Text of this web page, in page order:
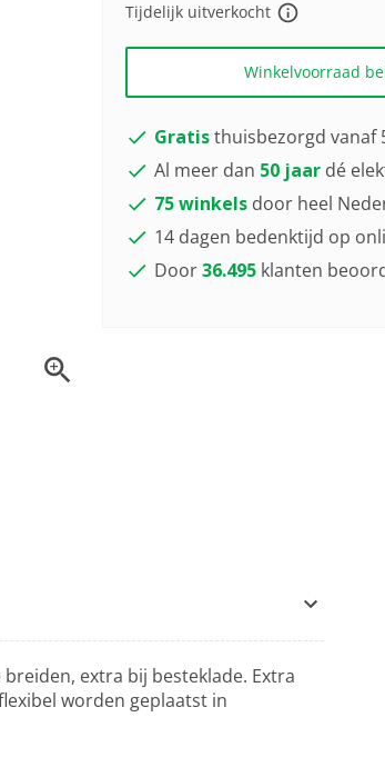
Tijdelijk uitverkocht
Winkelvoorraad
Gratisthuisbezorgd vanaf
Al meer dan 50 jaardé
75 winkelsdoor heel
14 dagen bedenktijd op
Door36.495 klanten
extra bij besteklade. Extra
worden geplaatst in